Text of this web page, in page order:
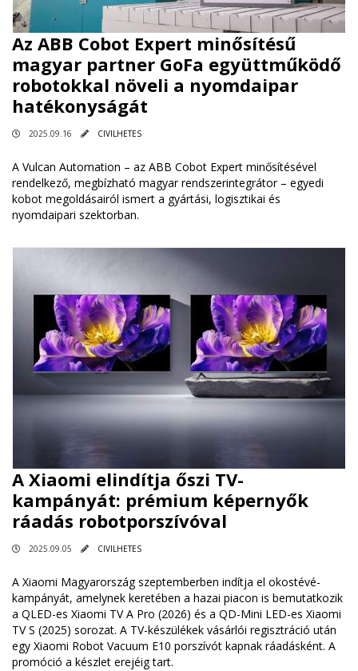
Az ABB Cobot Expert minősítésű
magyar partner GoFa együttműködő
robotokkal növeli a nyomdaipar
hatékonyságát
2025.09.16 CIVILHETES
A Vulcan Automation – az ABB Cobot Expert minősítésével
rendelkező, megbízható magyar rendszerintegrátor – egyedi
kobot megoldásairól ismert a gyártási, logisztikai és
nyomdaipari szektorban.
A Xiaomi elindítja őszi TV-
kampányát: prémium képernyők
ráadás robotporszívóval
2025.09.05 CIVILHETES
A Xiaomi Magyarország szeptemberben indítja el okostévé-
kampányát, amelynek keretében a hazai piacon is bemutatkozik
a QLED-es Xiaomi TV A Pro (2026) és a QD-Mini LED-es Xiaomi
TV S (2025) sorozat. A TV-készülékek vásárlói regisztráció után
egy Xiaomi Robot Vacuum E10 porszívót kapnak ráadásként. A
promóció a készlet erejéig tart.